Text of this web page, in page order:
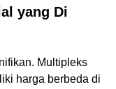
yang Di
Multipleks
harga berbeda di